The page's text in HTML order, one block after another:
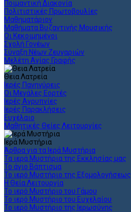
Ποιμαντική Διακονία
Πολιτιστικές Πρωτοβουλίες
Μαθηματάριον
Μαθήματα Βυζαντινής Μουσικής
Οι Κεκοιμημένοι
Σχολή Γονέων
Σύναξη Νέων Ζευγαριών
Μελέτη Αγίας Γραφής
Θεια Λατρεία
Ιερές Πανηγύρεις
Οι Μεγάλες Εορτές
Ιερές Αγρυπνίες
Ιερές Παρακλήσεις
Ευχέλαιο
Μαθητικές Θείες Λειτουργίες
Ιερά Μυστήρια
Άρθρα για τα Ιερά Μυστήρια
Τα ιερά Μυστήρια της Εκκλησίας μας
Το άγιο Βάπτισμα
Το ιερό Μυστήριο της Εξομολογήσεως
Η Θεία Λειτουργία
Το ιερό Μυστήριο του Γάμου
Το ιερό Μυστήριο του Ευχελαίου
Το ιερό Μυστήριο της Ιερωσύνης